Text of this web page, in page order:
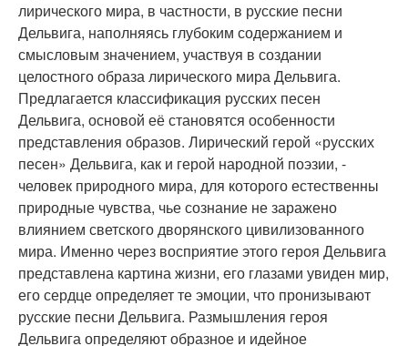
лирического мира, в частности, в русские песни
Дельвига, наполняясь глубоким содержанием и
смысловым значением, участвуя в создании
целостного образа лирического мира Дельвига.
Предлагается классификация русских песен
Дельвига, основой её становятся особенности
представления образов. Лирический герой «русских
песен» Дельвига, как и герой народной поэзии, -
человек природного мира, для которого естественны
природные чувства, чье сознание не заражено
влиянием светского дворянского цивилизованного
мира. Именно через восприятие этого героя Дельвига
представлена картина жизни, его глазами увиден мир,
его сердце определяет те эмоции, что пронизывают
русские песни Дельвига. Размышления героя
Дельвига определяют образное и идейное